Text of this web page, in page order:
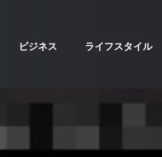
ビジネス ライフスタイル